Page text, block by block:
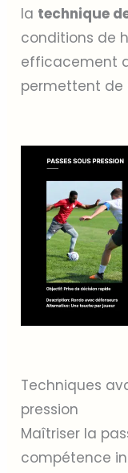
la technique
conditions de
efficacement
permettent de
Techniques
pression
Maîtriser la
compétence